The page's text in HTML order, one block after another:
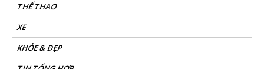
THỂ THAO
XE
KHỎE & ĐẸP